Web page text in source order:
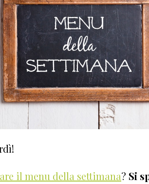
il menu della settimana? Si